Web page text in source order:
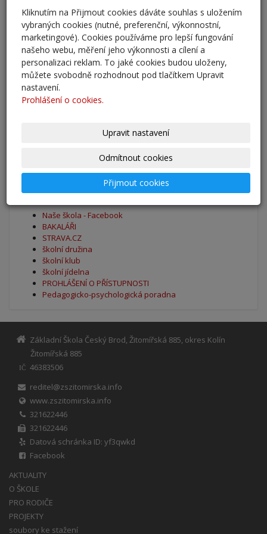
Adaptační kurzy
27. 8. 2025
Zahájení školního roku 2025/2026
27. 8. 2025
Výsledky - přestup do 6. očníku
Naše škola - Facebook
BAKALÁŘI
STRAVA.CZ
školní družina
školní klub
školní jídelna
PROHLÁŠENÍ O PŘÍSTUPNOSTI
Pedagogicko-psychologická poradna
Základní Škola Český Brod, Žitomířská 885, okres Kolín
Žitomířská 885
IČ
46383506
reditel@zszitomirska.info
www.zszitomirska.info
321622446
321622446
Datová schránka ID: yf3qwkd
Facebook
AKTUALITY
O ŠKOLE
PRO RODIČE
PROJEKTY
soubory ke stažení
Kliknutím na Přijmout cookies dáváte souhlas s uložením
vybraných cookies (nutné, preferenční, výkonnostní,
marketingové). Cookies používáme pro lepší fungování
našeho webu, měření jeho výkonnosti a cílení a
personalizaci reklam. To jaké cookies budou uloženy,
můžete svobodně rozhodnout pod tlačítkem Upravit
nastavení.
Prohlášení o cookies.
Upravit nastavení
Odmítnout cookies
Přijmout cookies